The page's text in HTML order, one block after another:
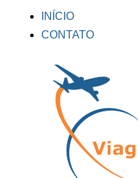
INÍCIO
CONTATO